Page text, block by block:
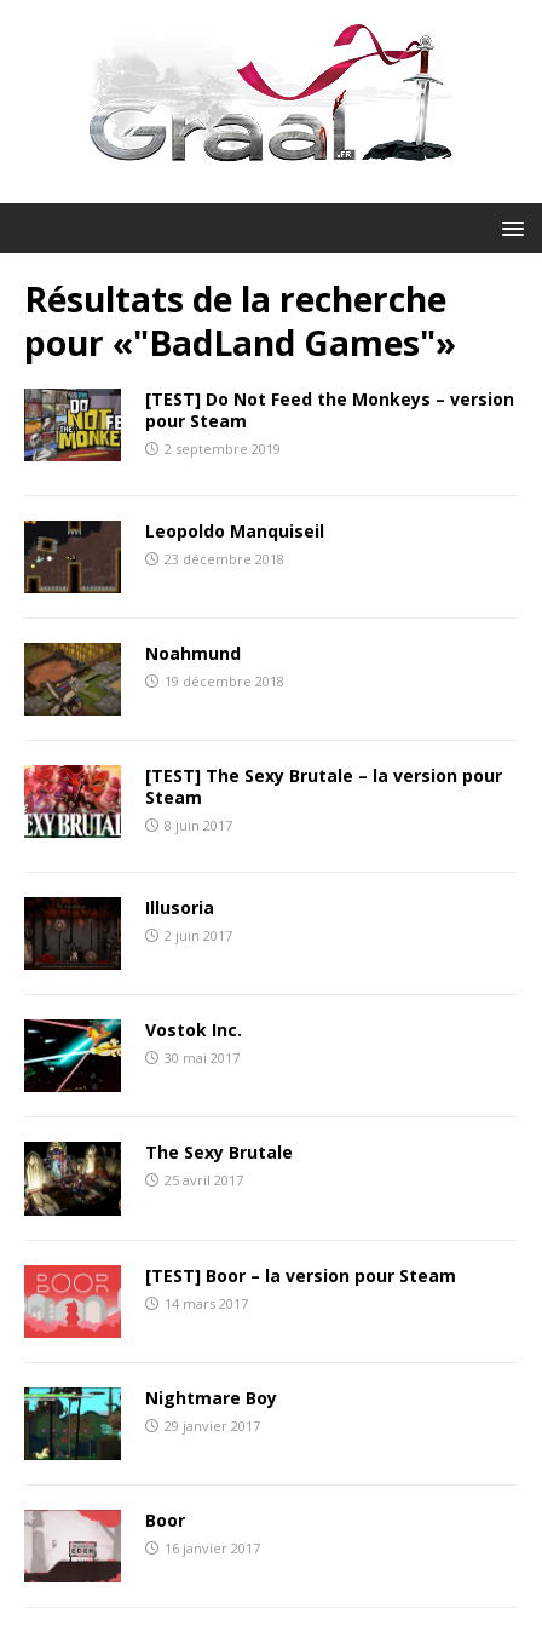
Résultats de la recherche
pour «"BadLand Games"»
[TEST] Do Not Feed the Monkeys – version
pour Steam
2 septembre 2019
Leopoldo Manquiseil
23 décembre 2018
Noahmund
19 décembre 2018
[TEST] The Sexy Brutale – la version pour
Steam
8 juin 2017
Illusoria
2 juin 2017
Vostok Inc.
30 mai 2017
The Sexy Brutale
25 avril 2017
[TEST] Boor – la version pour Steam
14 mars 2017
Nightmare Boy
29 janvier 2017
Boor
16 janvier 2017